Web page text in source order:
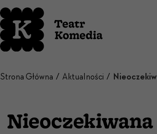
Strona Główna Aktualności